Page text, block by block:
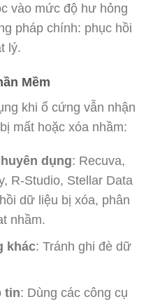
vào mức độ hư hỏng
pháp chính: phục hồi
lý.
Mềm
khi ổ cứng vẫn nhận
mất hoặc xóa nhầm:
dụng: Recuva,
R-Studio, Stellar Data
dữ liệu bị xóa, phân
nhầm.
khác: Tránh ghi đè dữ
tin: Dùng các công cụ